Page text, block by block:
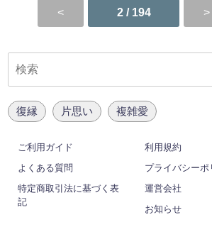
2 / 194
復縁 片思い 複雑愛
ご利用ガイド
利用規約
よくある質問
プライバシーポ
特定商取引法に基づく表
記
運営会社
お知らせ